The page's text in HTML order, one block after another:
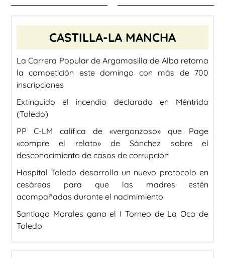
CASTILLA-LA MANCHA
La Carrera Popular de Argamasilla de Alba retoma
la competición este domingo con más de 700
inscripciones
Extinguido el incendio declarado en Méntrida
(Toledo)
PP C-LM califica de «vergonzoso» que Page
«compre el relato» de Sánchez sobre el
desconocimiento de casos de corrupción
Hospital Toledo desarrolla un nuevo protocolo en
cesáreas para que las madres estén
acompañadas durante el nacimimiento
Santiago Morales gana el I Torneo de La Oca de
Toledo